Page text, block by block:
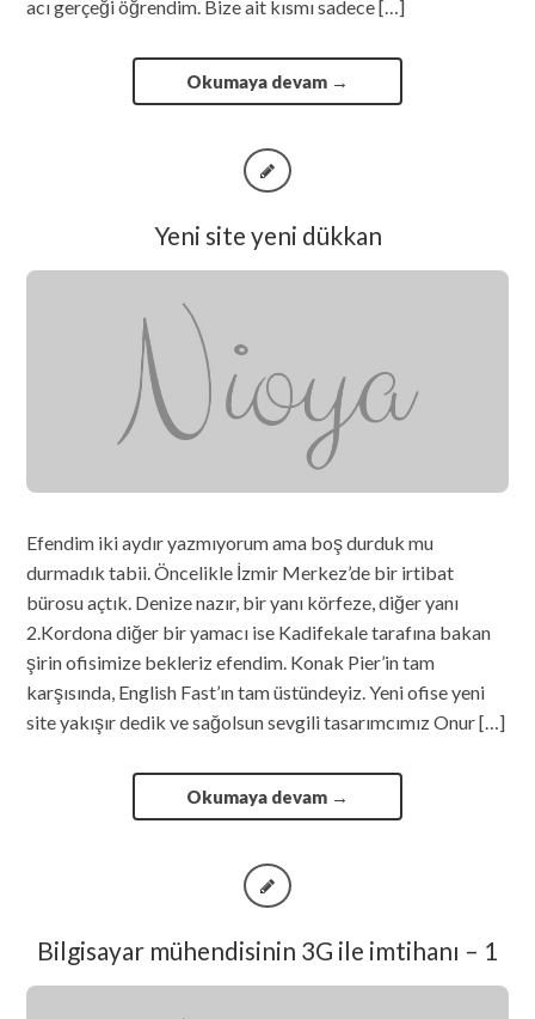
acı gerçeği öğrendim. Bize ait kısmı sadece […]
Okumaya devam →
Yeni site yeni dükkan
Efendim iki aydır yazmıyorum ama boş durduk mu
durmadık tabii. Öncelikle İzmir Merkez’de bir irtibat
bürosu açtık. Denize nazır, bir yanı körfeze, diğer yanı
2.Kordona diğer bir yamacı ise Kadifekale tarafına bakan
şirin ofisimize bekleriz efendim. Konak Pier’in tam
karşısında, English Fast’ın tam üstündeyiz. Yeni ofise yeni
site yakışır dedik ve sağolsun sevgili tasarımcımız Onur […]
Okumaya devam →
Bilgisayar mühendisinin 3G ile imtihanı – 1